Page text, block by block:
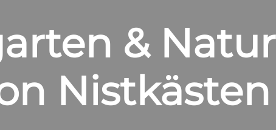
& Natur
Nistkästen